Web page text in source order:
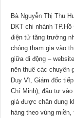
Bà Nguyễn Thị Thu
DKT chi nhánh
điện tử tăng trưởng
chóng tham gia vào
giữa di động –
nên thuê các chuyên
Duy Vĩ, Giám đốc
Chí Minh), đầu tư
giá được chân dung
hàng theo vùng